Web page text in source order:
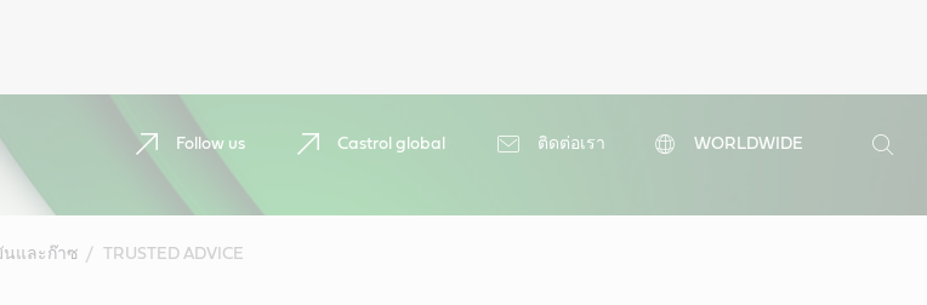
Follow us Castrol global ติดต่อเรา
WORLDWIDE
ค้นหา
นและก๊าซ TRUSTED ADVICE